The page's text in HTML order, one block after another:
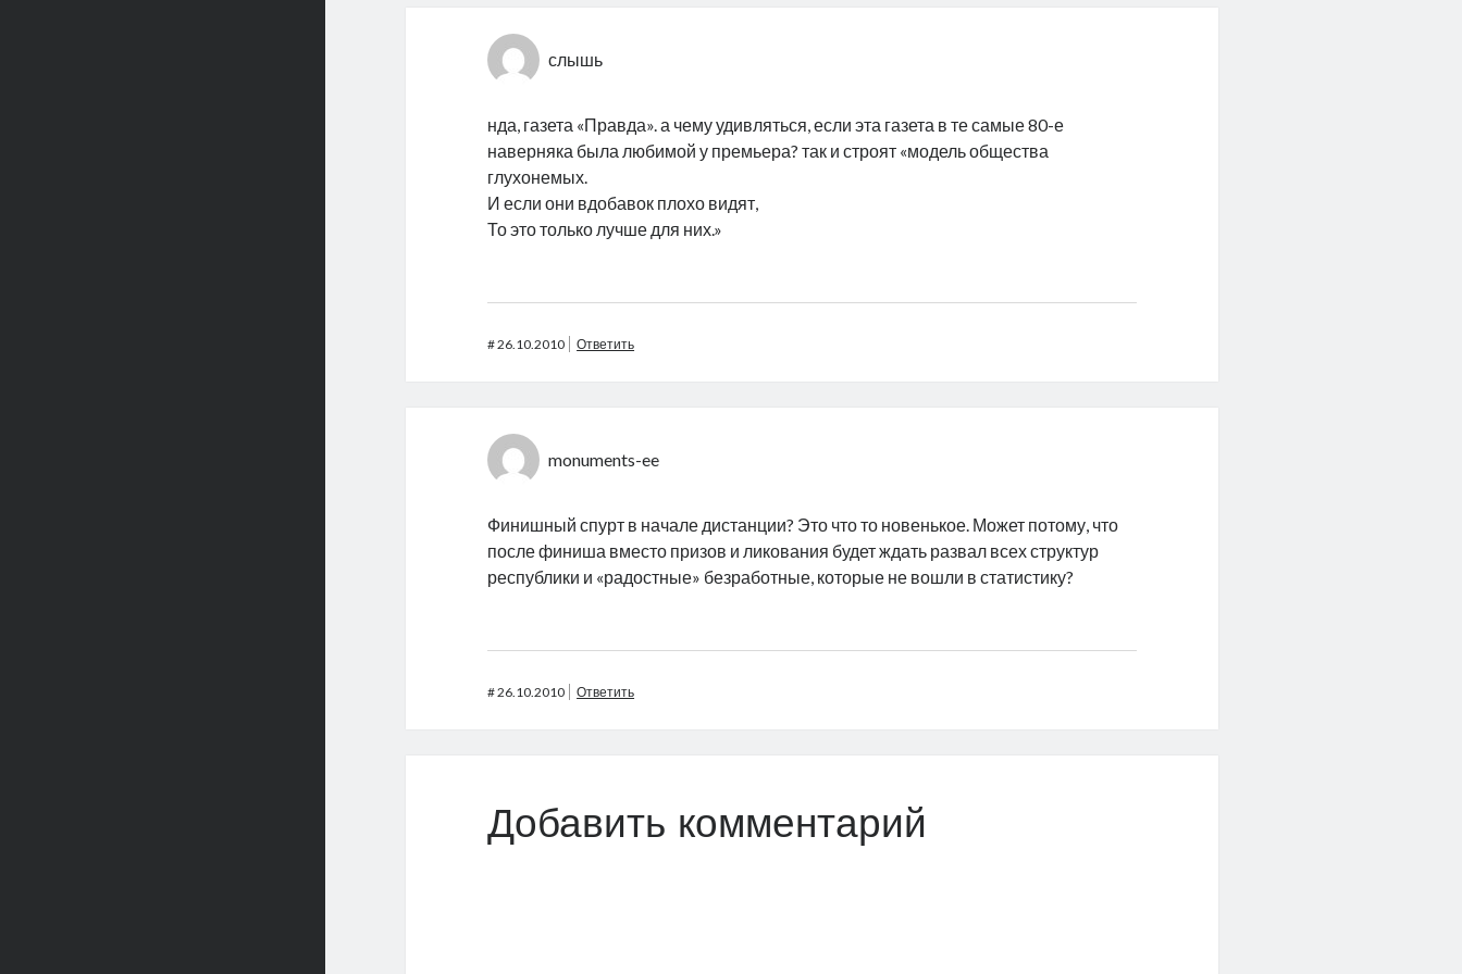
слышь
нда, газета «Правда». а чему удивляться, если эта газета в те самые 80-е
наверняка была любимой у премьера? так и строят «модель общества
глухонемых.
И если они вдобавок плохо видят,
То это только лучше для них.»
#26.10.2010 Ответить
monuments-ee
Финишный спурт в начале дистанции? Это что то новенькое. Может потому, что
после финиша вместо призов и ликования будет ждать развал всех структур
республики и «радостные» безработные, которые не вошли в статистику?
#26.10.2010 Ответить
Добавить комментарий